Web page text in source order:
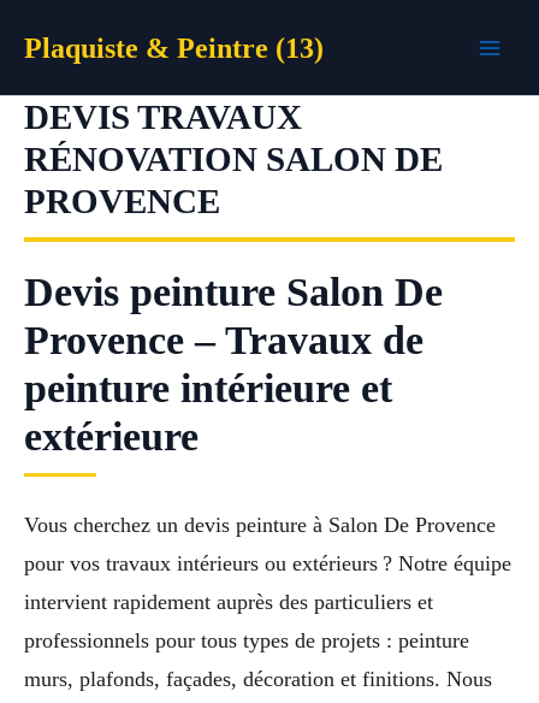
Plaquiste & Peintre (13)
DEVIS TRAVAUX
RÉNOVATION SALON DE
PROVENCE
Devis peinture Salon De
Provence – Travaux de
peinture intérieure et
extérieure
Vous cherchez un devis peinture à Salon De Provence
pour vos travaux intérieurs ou extérieurs ? Notre équipe
intervient rapidement auprès des particuliers et
professionnels pour tous types de projets : peinture
murs, plafonds, façades, décoration et finitions. Nous